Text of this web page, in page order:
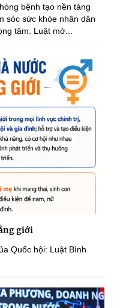
bệnh tạo nền tảng
sóc sức khỏe nhân dân
tâm. Luật mở...
giới
Quốc hội: Luật Bình